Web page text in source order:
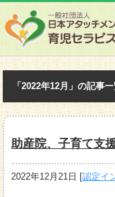
「2022年12月」の記事
助産院、子育て支
2022年12月21日 [認定イ